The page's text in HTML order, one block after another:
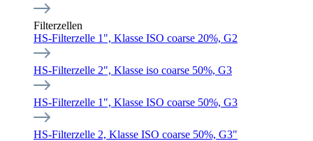
Filterzellen
HS-Filterzelle 1", Klasse ISO coarse 20%, G2
HS-Filterzelle 2", Klasse iso coarse 50%, G3
HS-Filterzelle 1", Klasse ISO coarse 50%, G3
HS-Filterzelle 2, Klasse ISO coarse 50%, G3"